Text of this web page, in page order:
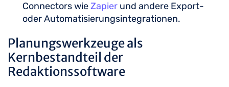
Connectors wieZapier und andere Export-
oder Automatisierungsintegrationen.
Planungswerkzeuge als
Kernbestandteil der
Redaktionssoftware